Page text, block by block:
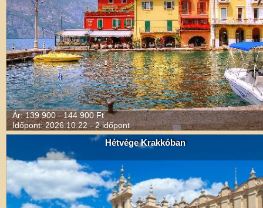
Ár: 139 900 - 144 900 Ft
Időpont: 2026.10.22 - 2 időpont
Hétvége Krakkóban